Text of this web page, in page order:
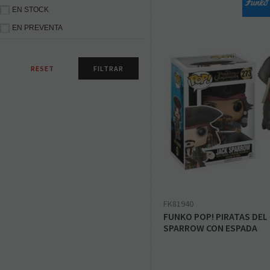
EN STOCK
EN PREVENTA
FK81940
FUNKO POP! PIRATAS
SPARROW CON ESPADA